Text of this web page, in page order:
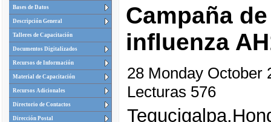
Bases de Datos
Descripción General
Talleres de Capacitación
Documentos Digitalizados
Recursos de Información
Material de Capacitación
Recursos Adicionales
Directorio de Contactos
Dirección Postal
Campaña
influenza
28 Monday October
Lecturas 576